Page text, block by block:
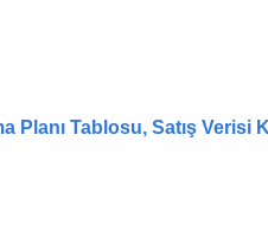
Tablosu, Satış Verisi